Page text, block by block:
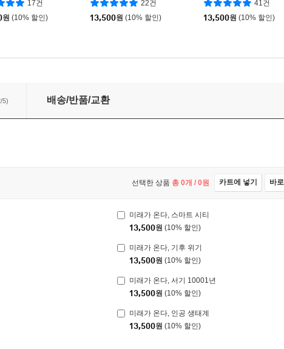
17건
원 (10% 할인)
22건
13,500원 (10% 할인)
41건
13,500원 (10% 할인)
5) 배송/반품/교환
선택한 상품 총 0개 / 0원 카트에 넣기 바
미래가 온다, 스마트 시티
13,500원 (10% 할인)
미래가 온다, 기후 위기
13,500원 (10% 할인)
미래가 온다, 서기 10001년
13,500원 (10% 할인)
미래가 온다, 인공 생태계
13,500원 (10% 할인)